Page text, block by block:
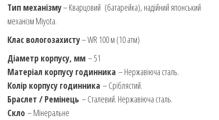
Тип механізму– Кварцовий (батарейка), надійний японський
механізм Miyota.
Клас вологозахисту– WR 100 м (10 атм)
Діаметр корпусу, мм – 51
Матеріал корпусу годинника – Нержавіюча сталь.
Колір корпусу годинника – Сріблястий.
Браслет / Ремінець – Сталевий. Нержавіюча сталь.
Скло – Мінеральне